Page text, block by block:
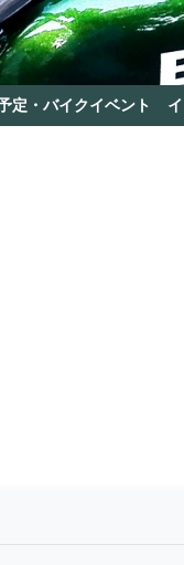
定・バイクイベント